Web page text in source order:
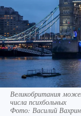
Великобритания
числа психбольных
Фото: Василий